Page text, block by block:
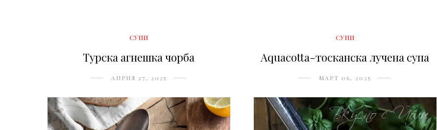
СУПИ
Турска агнешка чорба
АПРИЛ 27, 2025
СУПИ
Aquacotta-тосканска лучена супа
МАРТ 06, 2025